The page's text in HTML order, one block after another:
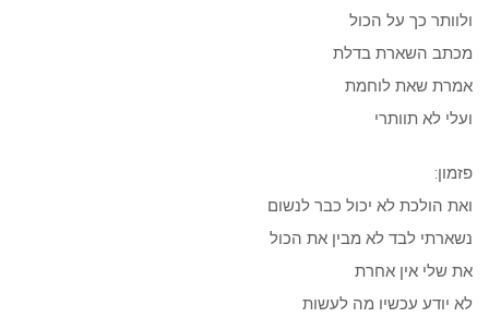
ולוותר כך על הכול
מכתב השארת בדלת
אמרת שאת לוחמת
ועלי לא תוותרי
פזמון:
ואת הולכת לא יכול כבר לנשום
נשארתי לבד לא מבין את הכול
את שלי אין אחרת
לא יודע עכשיו מה לעשות